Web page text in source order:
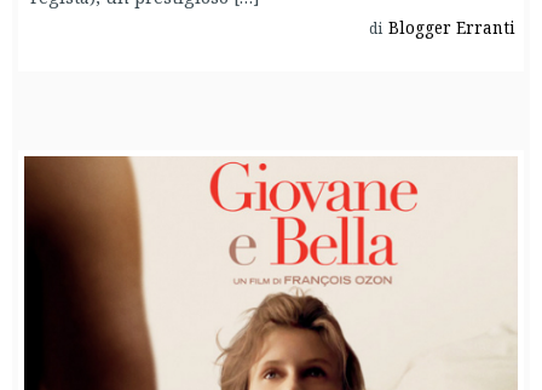
di Blogger Erranti